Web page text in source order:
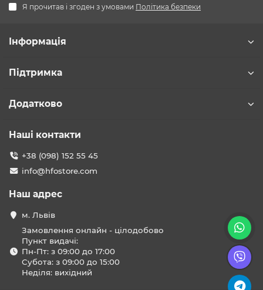
Я прочитав і згоден з умовами Політика безпеки
Інформація
Підтримка
Додатково
Наші контакти
+38 (098) 152 55 45
info@hfostore.com
Наш адрес
м. Львів
Замовлення онлайн - цілодобово
Пункт видачі:
Пн-Пт: з 09:00 до 17:00
Субота: з 09:00 до 15:00
Неділя: вихідний